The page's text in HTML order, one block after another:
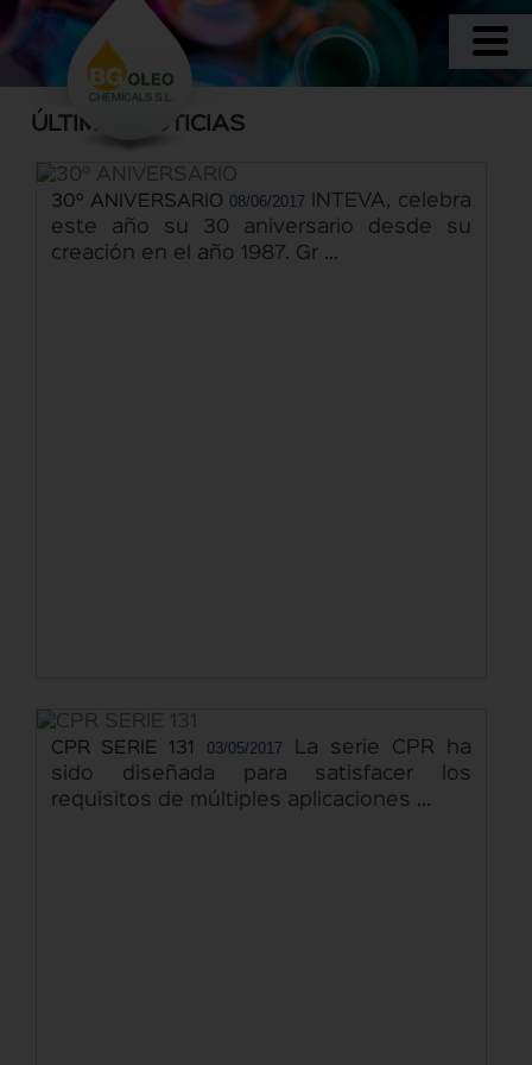
ÚLTIMAS NOTICIAS
30º ANIVERSARIO 08/06/2017 INTEVA, celebra
este año su 30 aniversario desde su
creación en el año 1987. Gr ...
CPR SERIE 131 03/05/2017 La serie CPR ha
sido diseñada para satisfacer los
requisitos de múltiples aplicaciones ...